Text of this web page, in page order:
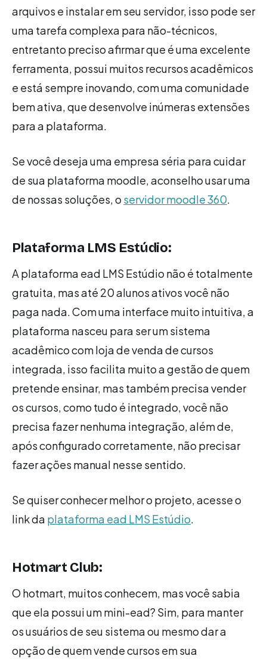
arquivos e instalar em seu servidor, isso pode ser
uma tarefa complexa para não-técnicos,
entretanto preciso afirmar que é uma excelente
ferramenta, possui muitos recursos acadêmicos
e está sempre inovando, com uma comunidade
bem ativa, que desenvolve inúmeras extensões
para a plataforma.
Se você deseja uma empresa séria para cuidar
de sua plataforma moodle, aconselho usar uma
de nossas soluções, o servidor moodle 360.
Plataforma LMS Estúdio:
A plataforma ead LMS Estúdio não é totalmente
gratuita, mas até 20 alunos ativos você não
paga nada. Com uma interface muito intuitiva, a
plataforma nasceu para ser um sistema
acadêmico com loja de venda de cursos
integrada, isso facilita muito a gestão de quem
pretende ensinar, mas também precisa vender
os cursos, como tudo é integrado, você não
precisa fazer nenhuma integração, além de,
após configurado corretamente, não precisar
fazer ações manual nesse sentido.
Se quiser conhecer melhor o projeto, acesse o
link da plataforma ead LMS Estúdio.
Hotmart Club:
O hotmart, muitos conhecem, mas você sabia
que ela possui um mini-ead? Sim, para manter
os usuários de seu sistema ou mesmo dar a
opção de quem vende cursos em sua